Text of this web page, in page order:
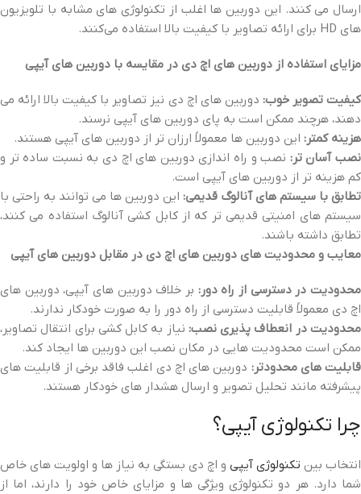
ارسال می‌ کنند. این دوربین‌ ها اغلب از تکنولوژی‌ های مشابه با تلویزیون‌
های HD برای ارائه تصاویر با کیفیت بالا استفاده می‌کنند.
مزایای استفاده از دوربین‌ های اچ‌ دی در مقایسه با دوربین‌ های آیپی
کیفیت تصویر خوب: دوربین‌ های اچ‌ دی نیز تصاویر با کیفیت بالا ارائه می‌
دهند، هرچند ممکن است به پای دوربین‌ های آیپی نرسند.
هزینه کمتر: این دوربین‌ ها معمولاً ارزان‌ تر از دوربین‌ های آیپی هستند.
نصب آسان‌ تر: نصب و راه‌ اندازی دوربین‌ های اچ‌ دی به نسبت ساده‌ تر و
کم‌ هزینه‌ تر از دوربین‌ های آیپی است.
تطابق با سیستم‌ های آنالوگ قدیمی: این دوربین‌ ها می‌ توانند به راحتی با
سیستم‌ های امنیتی قدیمی‌ تر که از کابل‌ کشی آنالوگ استفاده می‌ کنند،
تطابق داشته باشند.
معایب و محدودیت‌ های دوربین‌ های اچ‌ دی در مقابل دوربین‌ های آیپی
محدودیت در دسترسی از راه دور: بر خلاف دوربین‌ های آیپی، دوربین‌ های
اچ‌ دی معمولاً قابلیت دسترسی از راه دور را به صورت خودکار ندارند.
محدودیت در انعطاف‌ پذیری نصب: نیاز به کابل‌ کشی برای انتقال تصاویر،
ممکن است محدودیت‌ هایی در مکان نصب این دوربین‌ ها ایجاد کند.
قابلیت‌ های محدودتر: دوربین‌ های اچ‌ دی اغلب فاقد برخی از قابلیت‌ های
پیشرفته مانند تحلیل تصویر و ارسال هشدار های خودکار هستند.
چرا تکنولوژی آیپی؟
انتخاب بین تکنولوژی آیپی و اچ‌ دی بستگی به نیاز ها و اولویت‌ های خاص
شما دارد. هر دو تکنولوژی ویژگی‌ ها و مزایای خاص خود را دارند، اما از